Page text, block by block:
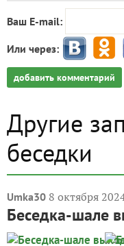
Ваш E-mail:
Или через:
добавить комментарий
Другие
беседки
Umka30 8 октября
Беседка-шале